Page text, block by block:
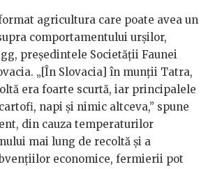
agricultura care poate avea un
comportamentului urșilor,
președintele Societății Faunei
„[În Slovacia] în munții Tatra,
era foarte scurtă, iar principalele
napi și nimic altceva,” spune
din cauza temperaturilor
mai lung de recoltă și a
economice, fermierii pot